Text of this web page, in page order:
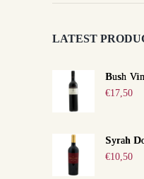
LATEST
Bush
€17,50
Syrah
€10,50